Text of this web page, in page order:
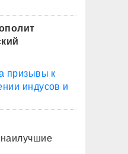
призывы к
индусов и